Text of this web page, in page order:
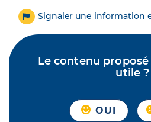
Signaler une information
Le contenu
utile ?
OUI